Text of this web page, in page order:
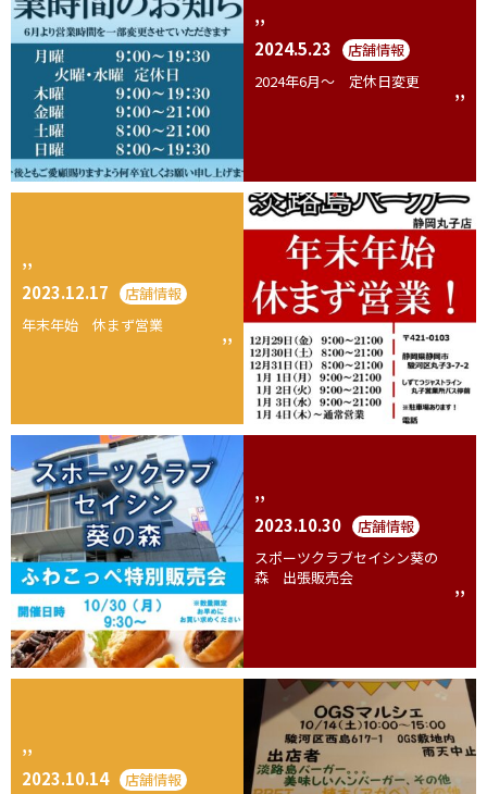
2024.5.23
店舗情報
2024年6月～ 定休日変更
2023.12.17
店舗情報
年末年始 休まず営業
2023.10.30
店舗情報
スポーツクラブセイシン葵の
森 出張販売会
2023.10.14
店舗情報